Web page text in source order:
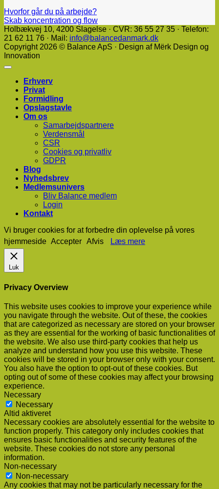
Hvorfor går du på arbejde?
Skab koncentration og flow
Holbækvej 10, ​4200 Slagelse · CVR: 36 55 27 35 · Telefon:
21 62 11 76 · Mail: info@balancedanmark.dk
Copyright 2026 © Balance ApS · Design af Mërk Design og
Innovation
Erhverv
Privat
Formidling
Opslagstavle
Om os
Samarbejdspartnere
Verdensmål
CSR
Cookies og privatliv
GDPR
Blog
Nyhedsbrev
Medlemsunivers
Bliv Balance medlem
Login
Kontakt
Vi bruger cookies for at forbedre din oplevelse på vores
hjemmeside Accepter Afvis Læs mere
Luk
Privacy Overview
This website uses cookies to improve your experience while
you navigate through the website. Out of these, the cookies
that are categorized as necessary are stored on your browser
as they are essential for the working of basic functionalities of
the website. We also use third-party cookies that help us
analyze and understand how you use this website. These
cookies will be stored in your browser only with your consent.
You also have the option to opt-out of these cookies. But
opting out of some of these cookies may affect your browsing
experience.
Necessary
Necessary
Altid aktiveret
Necessary cookies are absolutely essential for the website to
function properly. This category only includes cookies that
ensures basic functionalities and security features of the
website. These cookies do not store any personal
information.
Non-necessary
Non-necessary
Any cookies that may not be particularly necessary for the